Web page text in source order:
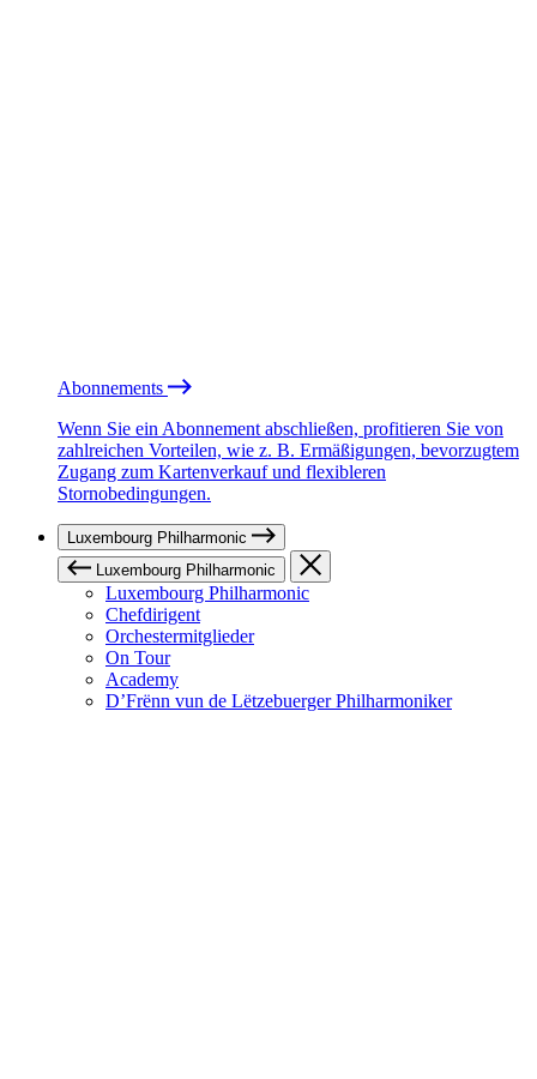
Abonnements
Wenn Sie ein Abonnement abschließen, profitieren Sie von
zahlreichen Vorteilen, wie z. B. Ermäßigungen, bevorzugtem
Zugang zum Kartenverkauf und flexibleren
Stornobedingungen.
Luxembourg Philharmonic
Luxembourg Philharmonic
Luxembourg Philharmonic
Chefdirigent
Orchestermitglieder
On Tour
Academy
D’Frënn vun de Lëtzebuerger Philharmoniker